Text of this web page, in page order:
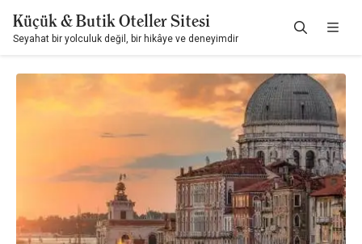
Küçük & Butik Oteller Sitesi
Seyahat bir yolculuk değil, bir hikâye ve deneyimdir